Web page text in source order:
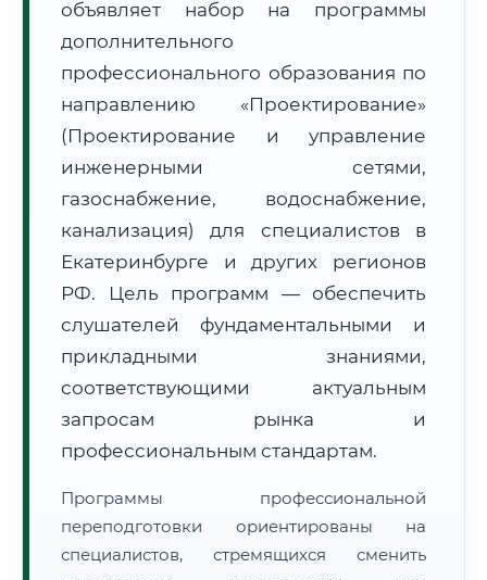
• Маршрут транзита:~1 398 км
📜 Документы и аккредитация ФИС ФРДО
🔍 Нажмите на документ для увеличения и просмотра
объявляет набор на программы
дополнительного
профессионального образования по
направлению «Проектирование»
(Проектирование и управление
инженерными сетями,
газоснабжение, водоснабжение,
канализация) для специалистов в
Екатеринбурге и других регионов
РФ. Цель программ — обеспечить
слушателей фундаментальными и
прикладными знаниями,
соответствующими актуальным
запросам рынка и
профессиональным стандартам.
Программы профессиональной
переподготовки ориентированы на
специалистов, стремящихся сменить